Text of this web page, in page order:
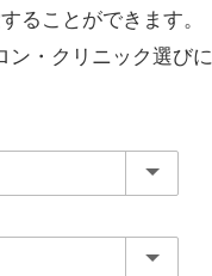
ることができます。
・クリニック選びに